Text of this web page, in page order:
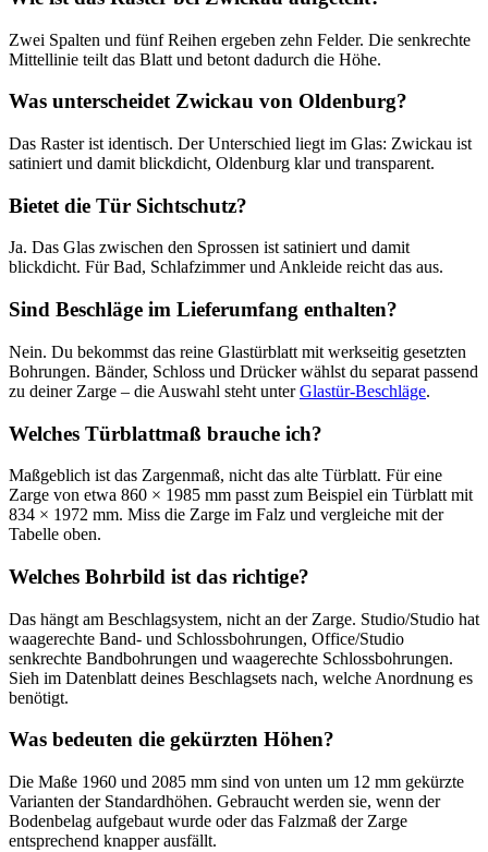
Zwei Spalten und fünf Reihen ergeben zehn Felder. Die senkrechte
Mittellinie teilt das Blatt und betont dadurch die Höhe.
Was unterscheidet Zwickau von Oldenburg?
Das Raster ist identisch. Der Unterschied liegt im Glas: Zwickau ist
satiniert und damit blickdicht, Oldenburg klar und transparent.
Bietet die Tür Sichtschutz?
Ja. Das Glas zwischen den Sprossen ist satiniert und damit
blickdicht. Für Bad, Schlafzimmer und Ankleide reicht das aus.
Sind Beschläge im Lieferumfang enthalten?
Nein. Du bekommst das reine Glastürblatt mit werkseitig gesetzten
Bohrungen. Bänder, Schloss und Drücker wählst du separat passend
zu deiner Zarge – die Auswahl steht unterGlastür-Beschläge.
Welches Türblattmaß brauche ich?
Maßgeblich ist das Zargenmaß, nicht das alte Türblatt. Für eine
Zarge von etwa 860 × 1985 mm passt zum Beispiel ein Türblatt mit
834 × 1972 mm. Miss die Zarge im Falz und vergleiche mit der
Tabelle oben.
Welches Bohrbild ist das richtige?
Das hängt am Beschlagsystem, nicht an der Zarge. Studio/Studio hat
waagerechte Band- und Schlossbohrungen, Office/Studio
senkrechte Bandbohrungen und waagerechte Schlossbohrungen.
Sieh im Datenblatt deines Beschlagsets nach, welche Anordnung es
benötigt.
Was bedeuten die gekürzten Höhen?
Die Maße 1960 und 2085 mm sind von unten um 12 mm gekürzte
Varianten der Standardhöhen. Gebraucht werden sie, wenn der
Bodenbelag aufgebaut wurde oder das Falzmaß der Zarge
entsprechend knapper ausfällt.